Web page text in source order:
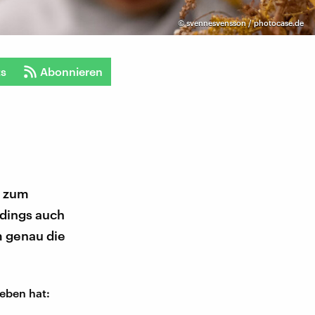
©svennesvensson / photocase.de
Abonnieren
auch
genau die
hat: